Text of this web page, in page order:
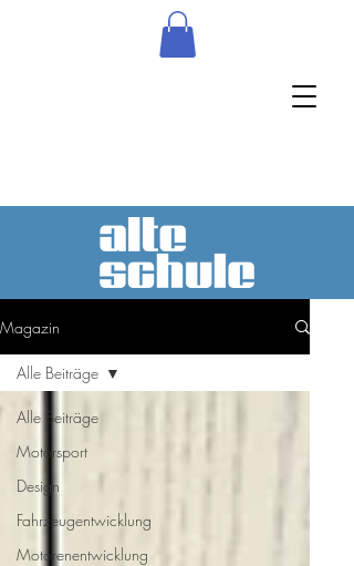
Magazin
Alle Beiträge
Motorsport
Design
Fahrzeugentwicklung
Motorenentwicklung
Alle Beiträge